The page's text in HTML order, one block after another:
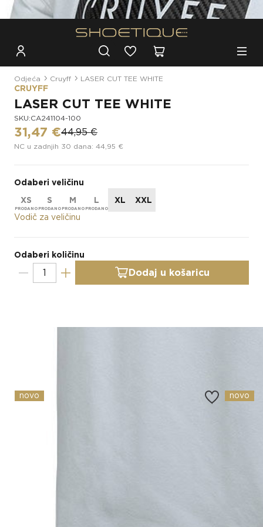
Besplatna dostava za narudžbe iznad 100€
Odjeća Cruyff LASER CUT TEE WHITE
CRUYFF
LASER CUT TEE WHITE
SKU:CA241104-100
31,47 €44,95 €
NC u zadnjih 30 dana: 44,95 €
Odaberi veličinu
XS
S M L XL
XXL
Vodič za veličinu
Odaberi količinu
Dodaj u košaricu
novo novo